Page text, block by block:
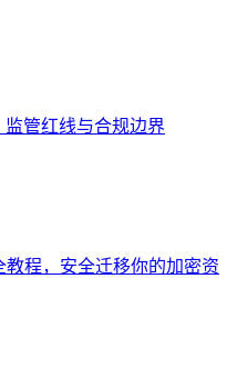
监管红线与合规边界
教程，安全迁移你的加密资